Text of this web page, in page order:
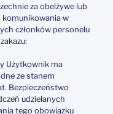
za obelżywe lub
komunikowania w
członków personelu
Użytkownik ma
ze stanem
Bezpieczeństwo
udzielanych
tego obowiązku